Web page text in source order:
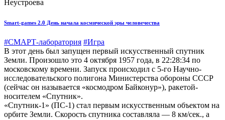
Неустроева
Smart-games 2.0 День начала космической эры человечества
#СМАРТ-лаборатория #Игра
В этот день был запущен первый искусственный спутник
Земли. Произошло это 4 октября 1957 года, в 22:28:34 по
московскому времени. Запуск происходил с 5-го Научно-
исследовательского полигона Министерства обороны СССР
(сейчас он называется «космодром Байконур»), ракетой-
носителем «Спутник».
«Спутник-1» (ПС-1) стал первым искусственным объектом на
орбите Земли. Скорость спутника составляла — 8 км/сек., а